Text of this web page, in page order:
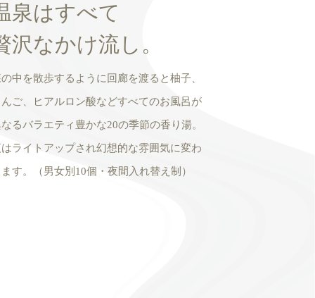
泉はすべて
沢なかけ流し。
中を散歩するように回廊を渡ると柚子、
ご、ヒアルロン酸などすべてのお風呂が
るバラエティ豊かな20の季節の香り湯。
ライトアップされ幻想的な雰囲気に変わ
す。（男女別10個・夜間入れ替え制）